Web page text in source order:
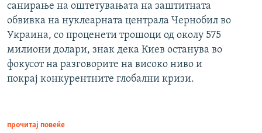
санирање на оштетувањата на заштитната
обвивка на нуклеарната централа Чернобил во
Украина, со проценети трошоци од околу 575
милиони долари, знак дека Киев останува во
фокусот на разговорите на високо ниво и
покрај конкурентните глобални кризи.
прочитај повеќе